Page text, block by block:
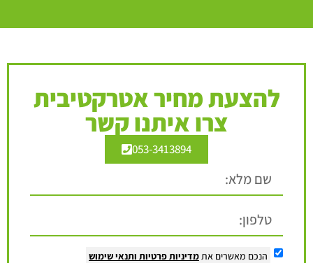
להצעת מחיר אטרקטיבית
צרו איתנו קשר
053-3413894
הנכם מאשרים את מדיניות פרטיות ותנאי שימוש